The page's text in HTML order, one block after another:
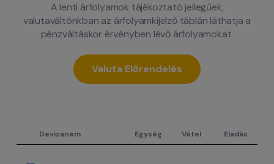
A lenti árfolyamok tájékoztató jellegűek,
valutaváltónkban az árfolyamkijelző táblán láthatja a
pénzváltáskor érvényben lévő árfolyamokat.
Valuta Előrendelés
Devizanem Egység Vétel Eladás